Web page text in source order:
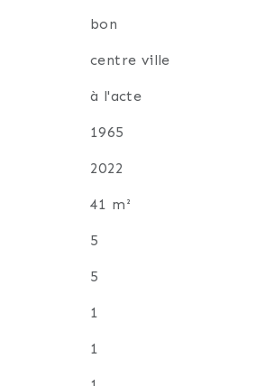
bon
centre ville
à l'acte
1965
2022
41 m²
5
5
1
1